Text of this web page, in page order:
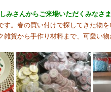
みさんからご来場いただくみなさ
す。春の買い付けで探してきた物
雑貨から手作り材料まで、可愛い